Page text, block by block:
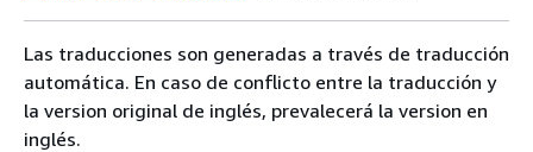
Las traducciones son generadas a través de traducción
automática. En caso de conflicto entre la traducción y
la version original de inglés, prevalecerá la version en
inglés.